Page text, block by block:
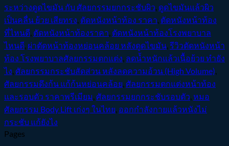
ระหว่างดูดไขมัน กับ ศัลยกรรมยกกระชับผิว, ดูดไขมันแล้วผิว
เป็นคลื่น ย้วย เสียทรง, ตัดหนังหน้าท้อง ราคา, ตัดหนังหน้าท้อง
ที่ไหนดี, ตัดหนังหน้าท้องราคา, ตัดหนังหน้าท้องโรงพยาบาล
ไหนดี, ผ่าตัดหน้าท้องหย่อนคล้อย หลังดูดไขมัน, รีวิวตัดหนังหน้า
ท้อง โรงพยาบาลศัลยกรรมตกแต่ง, ลดน้ำหนักแล้วเนื้อย้วย ทำยัง
ไง, ศัลยกรรมกระชับสัดส่วน หลังลดความอ้วน (High Volume),
ศัลยกรรมดึงก้น แก้ก้นหย่อนคล้อย, ศัลยกรรมตกแต่งหน้าท้อง
และรอบตัว ราคาพรีเมียม, ศัลยกรรมยกกระชับรอบตัว, หมอ
ศัลยกรรม Body Lift เก่งๆ ในไทย, ออกกำลังกายแล้วหนังไม่
กระชับ แก้ยังไง
Pages